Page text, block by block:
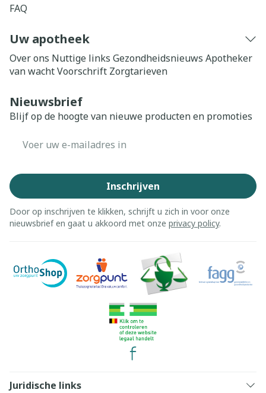
FAQ
Uw apotheek
Over ons Nuttige links Gezondheidsnieuws Apotheker
van wachtVoorschrift Zorgtarieven
Nieuwsbrief
Blijf op de hoogte van nieuwe producten en promoties
Inschrijven
Door op inschrijven te klikken, schrijft u zich in voor onze
nieuwsbrief en gaat u akkoord met onze privacy policy.
Juridische links